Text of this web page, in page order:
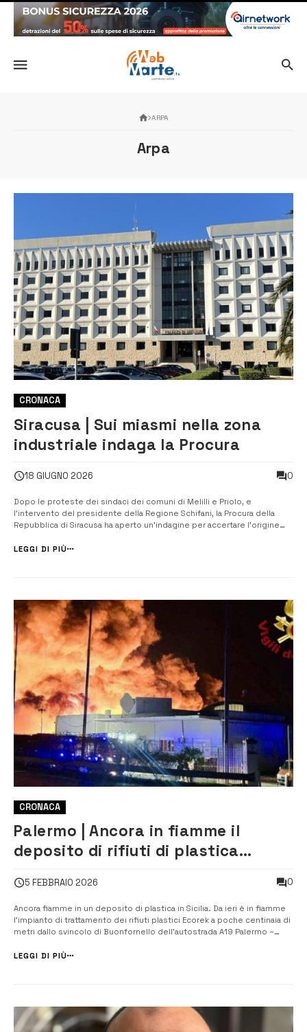
ARPA
Arpa
CRONACA
Siracusa | Sui miasmi nella zona
industriale indaga la Procura
18 GIUGNO 2026 0
Dopo le proteste dei sindaci dei comuni di Melilli e Priolo, e
l’intervento del presidente della Regione Schifani, la Procura della
Repubblica di Siracusa ha aperto un’indagine per accertare l’origine
petrolchimico. Il procuratore Sabrina Gambino ha sottolineato che ci
LEGGI DI PIÙ
CRONACA
Palermo | Ancora in fiamme il
deposito di rifiuti di plastica
5 FEBBRAIO 2026 0
Ancora fiamme in un deposito di plastica in Sicilia. Da ieri è in fiamme
l’impianto di trattamento dei rifiuti plastici Ecorek a poche centinaia di
metri dallo svincolo di Buonfornello dell’autostrada A19 Palermo –
Palermo, nella zona di Termini Imerese. Dopo il disast...
LEGGI DI PIÙ